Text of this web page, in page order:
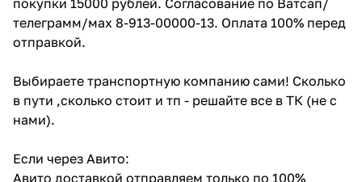
телеграмм/мах 8-913-00000-13. Оплата 100% перед
отправкой.
Выбираете транспортную компанию сами! Сколько
в пути ,сколько стоит и тп - решайте все в ТК (не с
нами).
Если через Авито:
Авито доставкой отправляем только по 100%